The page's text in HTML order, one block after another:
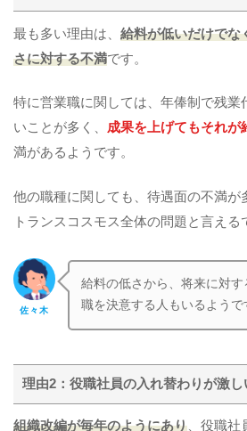
最も多い理由は、 給料が低いだけでな
さに対する不満です。
特に営業職に関しては、年俸制で残業
いことが多く、 成果を上げてもそれが
満があるようです。
他の職種に関しても、待遇面の不満が
トランスコスモス全体の問題と言える
佐々木
給料の低さから、将来に対
職を決意する人もいるようで
理由2：役職社員の入れ替わりが激し
組織改編が毎年のようにあり 、役職